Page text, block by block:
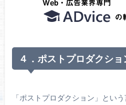
４．ポストプロダクショ
「ポストプロダクション」とい